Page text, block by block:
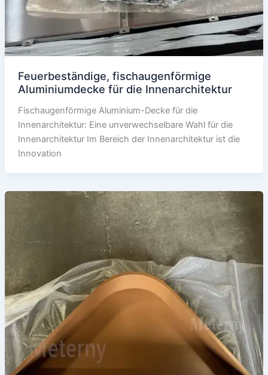
Feuerbeständige, fischaugenförmige
Aluminiumdecke für die Innenarchitektur
Fischaugenförmige Aluminium-Decke für die
Innenarchitektur: Eine unverwechselbare Wahl für die
Innenarchitektur Im Bereich der Innenarchitektur ist die
Innovation